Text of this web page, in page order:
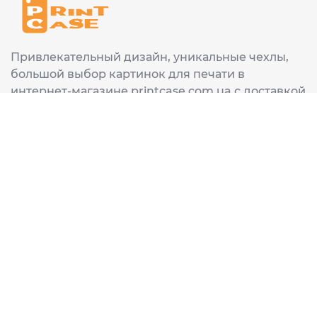
Привлекательный дизайн, уникальные чехлы,
большой выбор картинок для печати в
интернет-магазине printcase.com.ua с доставкой